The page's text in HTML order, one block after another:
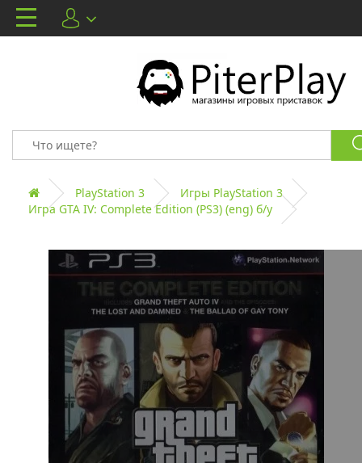
PlayStation 3
Игры PlayStation 3
Игра GTA IV: Complete Edition (PS3) (eng) б/у